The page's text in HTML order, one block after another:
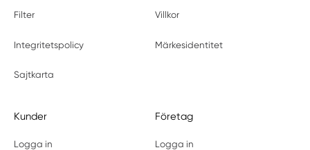
Filter Villkor
Integritetspolicy Märkesidentitet
Sajtkarta
Kunder
Logga in
Företag
Logga in